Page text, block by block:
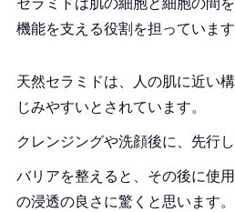
機能を支える役割を担っています
天然セラミドは、人の肌に近い
じみやすいとされています。
クレンジングや洗顔後に、先行
バリアを整えると、その後に使
の浸透の良さに驚くと思います。